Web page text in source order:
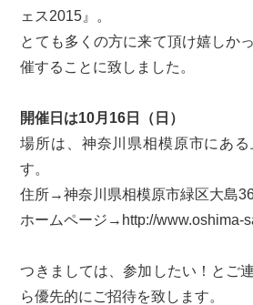
ェス2015』。
とても多くの方に来て頂け嬉しか
催することに致しました。
開催日は10月16日（日）
場所は、神奈川県相模原市にあ
す。
住所→神奈川県相模原市緑区大島
ホームページ→http://www.oshima-
つきましては、参加したい！とご
ら優先的にご招待を致します。